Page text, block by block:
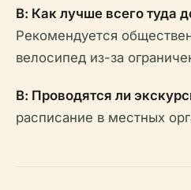
В: Как лучше всего туда
Рекомендуется
велосипед из-за
В: Проводятся ли
расписание в местных